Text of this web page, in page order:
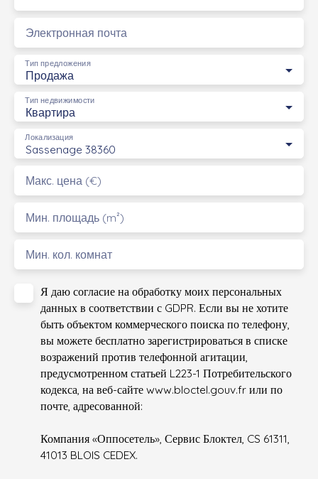
Электронная почта
Продажа
Тип предложения
Квартира
Тип недвижимости
Sassenage 38360
Локализация
Макс. цена (€)
Мин. площадь (m²)
Мин. кол. комнат
Я даю согласие на обработку моих персональных
данных в соответствии с GDPR. Если вы не хотите
быть объектом коммерческого поиска по телефону,
вы можете бесплатно зарегистрироваться в списке
возражений против телефонной агитации,
предусмотренном статьей L223-1 Потребительского
кодекса, на веб-сайте www.bloctel.gouv.fr или по
почте, адресованной:
Компания «Оппосетель», Сервис Блоктел, CS 61311,
41013 BLOIS CEDEX.